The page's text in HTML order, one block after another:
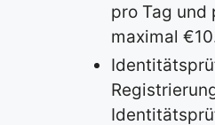
pro Tag und
maximal